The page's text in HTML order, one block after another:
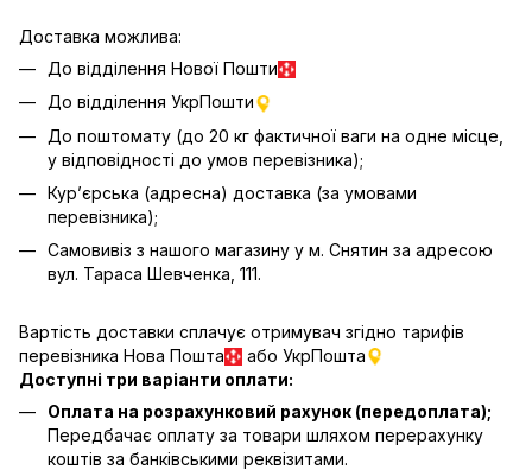
Доставка можлива:
До відділення Нової Пошти
До відділення УкрПошти
До поштомату (до 20 кг фактичної ваги на одне місце,
у відповідності до умов перевізника);
Кур’єрська (адресна) доставка (за умовами
перевізника);
Самовивіз з нашого магазину у м. Снятин за адресою
вул. Тараса Шевченка, 111.
Вартість доставки сплачує отримувач згідно тарифів
перевізника Нова Пошта
або УкрПошта
Доступні три варіанти оплати:
Оплата на розрахунковий рахунок (передоплата);
Передбачає оплату за товари шляхом перерахунку
коштів за банківськими реквізитами.